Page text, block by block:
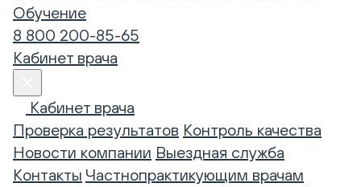
Обучение
8 800 200-85-65
Кабинет врача
Кабинет врача
Проверка результатов Контроль качества
Новости компании Выездная служба
Контакты Частнопрактикующим врачам